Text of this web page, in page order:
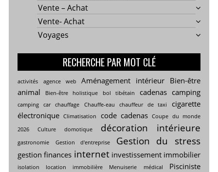
Vente – Achat
Vente- Achat
Voyages
RECHERCHE PAR MOT CLÉ
activités agence web Aménagement intérieur Bien-être
animal
Bien-être holistique bol tibétain cadenas camping
camping car chauffage Chauffe-eau chauffeur de taxi
cigarette
électronique Climatisation code cadenas Coupe du monde
2026
Culture domotique décoration intérieure
gastronomie Gestion d'entreprise Gestion du stress
gestion finances internet investissement immobilier
isolation location immobilière Menuiserie médical Pisciniste